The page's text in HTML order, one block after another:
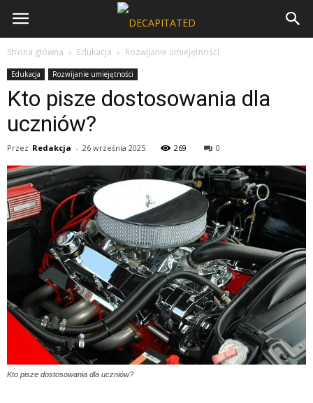
Strona główna Edukacja Rozwijanie umiejętności
Edukacja Rozwijanie umiejętności
Kto pisze dostosowania dla
uczniów?
Przez Redakcja - 26 września 2025 269 0
Kto pisze dostosowania dla uczniów?